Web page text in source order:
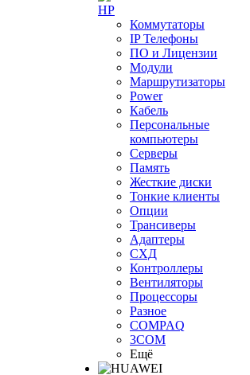
HP
Коммутаторы
IP Телефоны
ПО и Лицензии
Модули
Маршрутизаторы
Power
Кабель
Персональные
компьютеры
Серверы
Память
Жесткие диски
Тонкие клиенты
Опции
Трансиверы
Адаптеры
СХД
Контроллеры
Вентиляторы
Процессоры
Разное
COMPAQ
3COM
Ещё